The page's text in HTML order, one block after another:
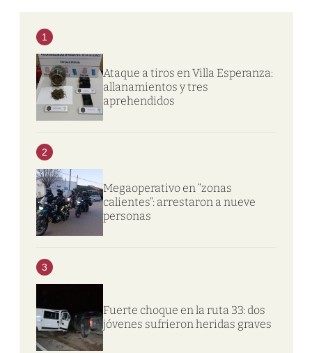
1
Ataque a tiros en Villa Esperanza:
allanamientos y tres
aprehendidos
2
Megaoperativo en “zonas
calientes”: arrestaron a nueve
personas
3
Fuerte choque en la ruta 33: dos
jóvenes sufrieron heridas graves